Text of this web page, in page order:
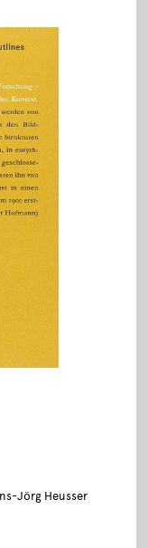
Jörg Heusser